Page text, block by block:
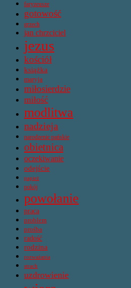
faryzeusze
gotowość
grzech
jan chrzciciel
jezus
kościół
książka
maryja
miłosierdzie
miłość
modlitwa
nadzieja
narodzenie pańskie
obietnica
oczekiwanie
odejście
papież
pokój
powołanie
praca
problem
prośba
radość
rodzina
rozważania
strach
uzdrowienie